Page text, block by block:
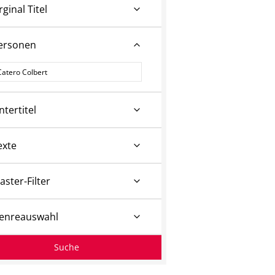
Titel
Filter
Suche